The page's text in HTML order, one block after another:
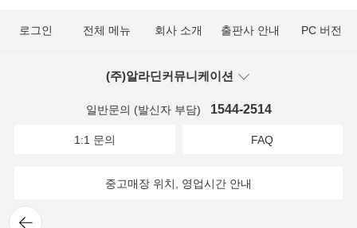
뒤로
로그인 전체 메뉴 회사 소개 출판사 안내 PC 버전
(주)알라딘커뮤니케이션
일반문의 (발신자 부담) 1544-2514
1:1 문의 FAQ
중고매장 위치, 영업시간 안내